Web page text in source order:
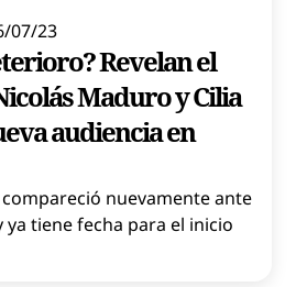
07/23
Revelan el
Maduro y Cilia
audiencia en
nuevamente ante
ya tiene fecha para el inicio